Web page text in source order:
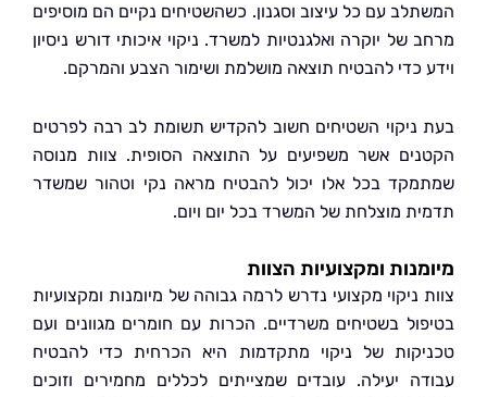
עם כל עיצוב וסגנון. כשהשטיחים נקיים הם מוסיפים
של יוקרה ואלגנטיות למשרד. ניקוי איכותי דורש ניסיון
כדי להבטיח תוצאה מושלמת ושימור הצבע והמרקם.
השטיחים חשוב להקדיש תשומת לב רבה לפרטים
אשר משפיעים על התוצאה הסופית. צוות מנוסה
בכל אלו יכול להבטיח מראה נקי וטהור שמשדר
מוצלחת של המשרד בכל יום ויום.
ומקצועיות הצוות
ניקוי מקצועי נדרש לרמה גבוהה של מיומנות ומקצועיות
בשטיחים משרדיים. הכרות עם חומרים מגוונים ועם
של ניקוי מתקדמות היא הכרחית כדי להבטיח
יעילה. עובדים שמצייתים לכללים מחמירים וזוכים